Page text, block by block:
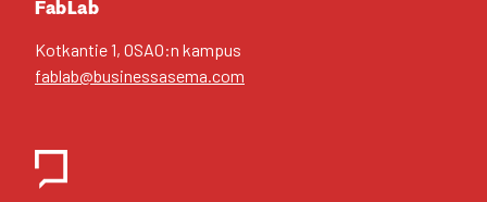
FabLab
Kot­kan­tie 1, OSAO:n kam­pus
fablab@businessasema.com